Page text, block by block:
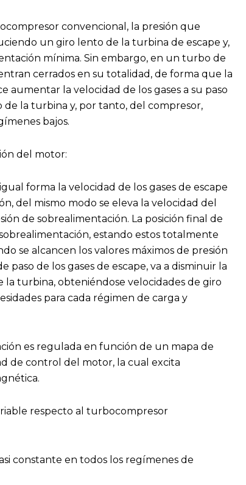
convencional, la presión que
un giro lento de la turbina de escape y,
mínima. Sin embargo, en un turbo de
cerrados en su totalidad, de forma que la
aumentar la velocidad de los gases a su paso
la turbina y, por tanto, del compresor,
bajos.
del motor:
forma la velocidad de los gases de escape
del mismo modo se eleva la velocidad del
de sobrealimentación. La posición final de
estando estos totalmente
se alcancen los valores máximos de presión
paso de los gases de escape, va a disminuir la
turbina, obteniéndose velocidades de giro
para cada régimen de carga y
es regulada en función de un mapa de
de control del motor, la cual excita
respecto al turbocompresor
constante en todos los regímenes de